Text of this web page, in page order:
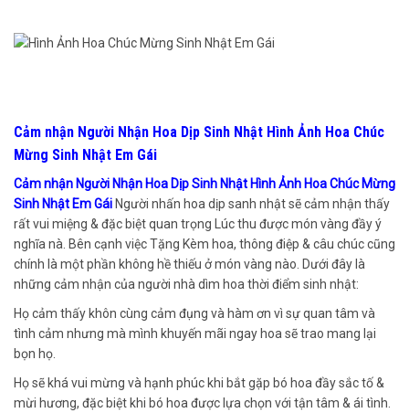
Cảm nhận Người Nhận Hoa Dịp Sinh Nhật Hình Ảnh Hoa Chúc
Mừng Sinh Nhật Em Gái
Cảm nhận Người Nhận Hoa Dịp Sinh Nhật Hình Ảnh Hoa Chúc Mừng
Sinh Nhật Em GáiNgười nhấn hoa dịp sanh nhật sẽ cảm nhận thấy
rất vui miệng & đặc biệt quan trọng Lúc thu được món vàng đầy ý
nghĩa nà. Bên cạnh việc Tặng Kèm hoa, thông điệp & câu chúc cũng
chính là một phần không hề thiếu ở món vàng nào. Dưới đây là
những cảm nhận của người nhà dìm hoa thời điểm sinh nhật:
Họ cảm thấy khôn cùng cảm đụng và hàm ơn vì sự quan tâm và
tình cảm nhưng mà mình khuyến mãi ngay hoa sẽ trao mang lại
bọn họ.
Họ sẽ khá vui mừng và hạnh phúc khi bắt gặp bó hoa đầy sắc tố &
mừi hương, đặc biệt khi bó hoa được lựa chọn với tận tâm & ái tình.